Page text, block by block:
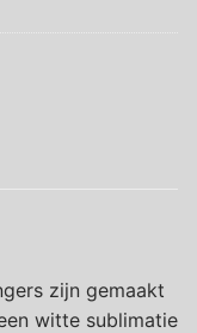
zijn gemaakt
witte sublimatie